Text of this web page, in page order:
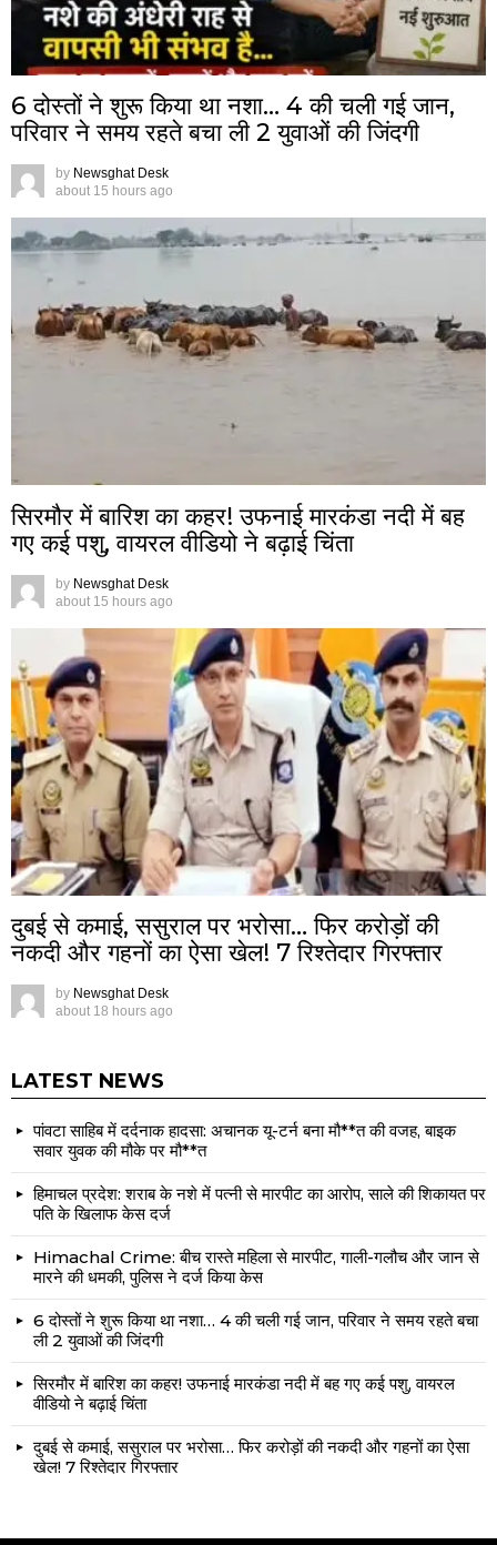
6 दोस्तों ने शुरू किया था नशा… 4 की चली गई जान,
परिवार ने समय रहते बचा ली 2 युवाओं की जिंदगी
by Newsghat Desk
about 15 hours ago
सिरमौर में बारिश का कहर! उफनाई मारकंडा नदी में बह
गए कई पशु, वायरल वीडियो ने बढ़ाई चिंता
by Newsghat Desk
about 15 hours ago
दुबई से कमाई, ससुराल पर भरोसा… फिर करोड़ों की
नकदी और गहनों का ऐसा खेल! 7 रिश्तेदार गिरफ्तार
by Newsghat Desk
about 18 hours ago
LATEST NEWS
पांवटा साहिब में दर्दनाक हादसा: अचानक यू-टर्न बना मौ**त की वजह, बाइक
सवार युवक की मौके पर मौ**त
हिमाचल प्रदेश: शराब के नशे में पत्नी से मारपीट का आरोप, साले की शिकायत पर
पति के खिलाफ केस दर्ज
Himachal Crime: बीच रास्ते महिला से मारपीट, गाली-गलौच और जान से
मारने की धमकी, पुलिस ने दर्ज किया केस
6 दोस्तों ने शुरू किया था नशा… 4 की चली गई जान, परिवार ने समय रहते बचा
ली 2 युवाओं की जिंदगी
सिरमौर में बारिश का कहर! उफनाई मारकंडा नदी में बह गए कई पशु, वायरल
वीडियो ने बढ़ाई चिंता
दुबई से कमाई, ससुराल पर भरोसा… फिर करोड़ों की नकदी और गहनों का ऐसा
खेल! 7 रिश्तेदार गिरफ्तार